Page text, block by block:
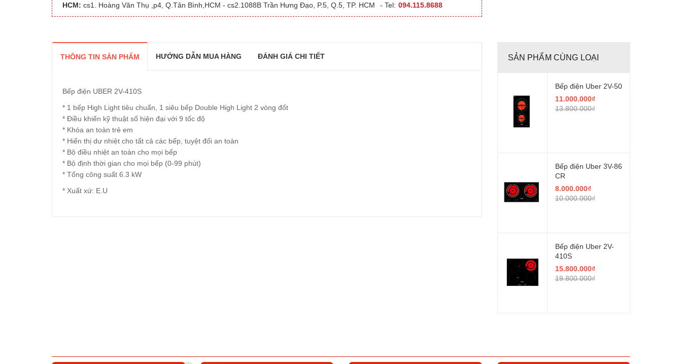
HCM: cs1. Hoàng Văn Thụ ,p4, Q.Tân Bình,HCM - cs2.1088B Trần Hưng Đạo, P.5, Q.5, TP. HCM - Tel: 094.115.8688
THÔNG TIN SẢN PHẨM HƯỚNG DẪN MUA HÀNG ĐÁNH GIÁ CHI TIẾT
Bếp điện UBER 2V-410S
* 1 bếp High Light tiêu chuẩn, 1 siêu bếp Double High Light 2 vòng đốt
* Ðiều khiển kỹ thuật số hiện đại với 9 tốc độ
* Khóa an toàn trẻ em
* Hiển thị dư nhiệt cho tất cả các bếp, tuyệt đối an toàn
* Bộ điều nhiệt an toàn cho mọi bếp
* Bộ định thời gian cho mọi bếp (0-99 phút)
* Tổng công suất 6.3 kW
* Xuất xứ: E.U
SẢN PHẨM CÙNG LOẠI
Bếp điện Uber 2V-50
11.000.000₫
13.800.000₫
Bếp điện Uber 3V-86
CR
8.000.000₫
10.000.000₫
Bếp điện Uber 2V-
410S
15.800.000₫
19.800.000₫